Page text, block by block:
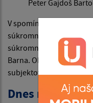
Peter Gajdoš
V spomínaných
súkromného
súkromná predajňa
Barna. Okrem toho
subjektov.
Dnes máme v